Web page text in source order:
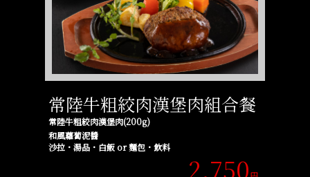
常陸牛粗絞肉漢堡肉組合餐
常陸牛粗絞肉漢堡肉(200g)
和風蘿蔔泥醬
沙拉・湯品・白飯 or 麵包・飲料
2,750